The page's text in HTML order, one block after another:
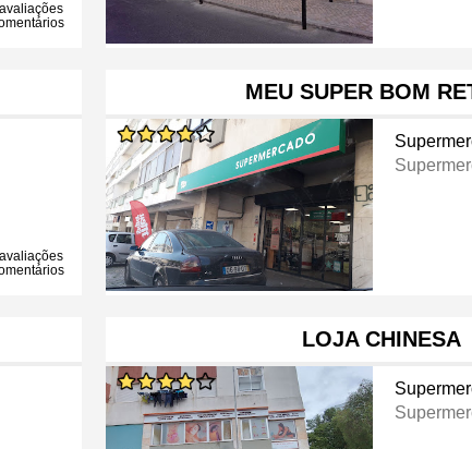
MEU SUPER BOM
LOJA CHINESA